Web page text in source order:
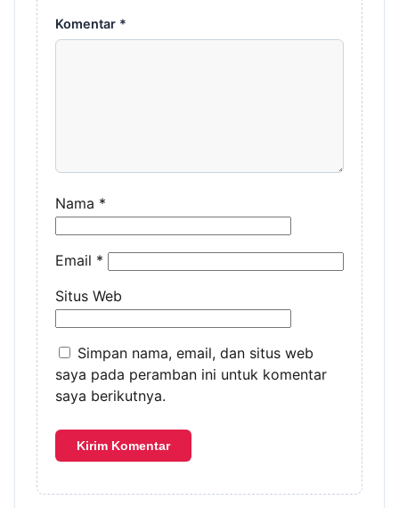
Komentar *
Nama *
Email *
Situs Web
Simpan nama, email, dan situs web
saya pada peramban ini untuk komentar
saya berikutnya.